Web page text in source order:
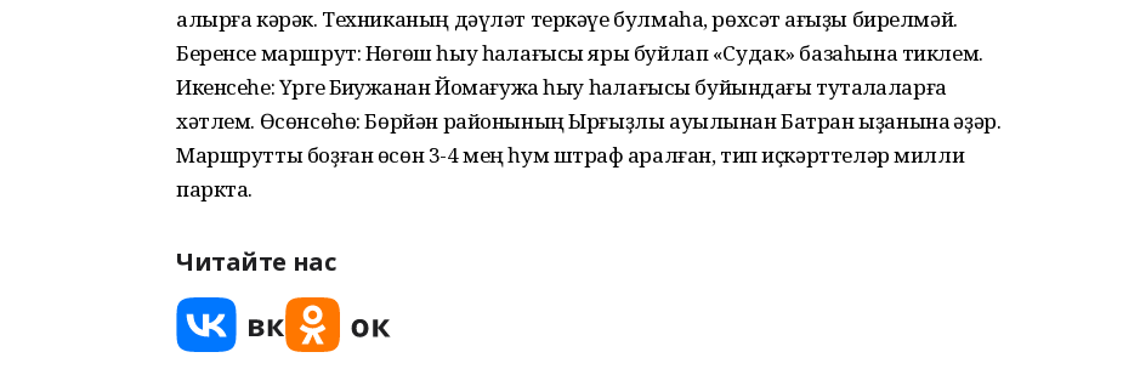
алырға кәрәк. Техниканың дәүләт теркәүе булмаһа, рөхсәт ҡағыҙы бирелмәй.
Беренсе маршрут: Нөгөш һыу һаҡлағысы яры буйлап «Судак» базаһына тиклем.
Икенсеһе: Үрге Биҡҡужанан Йомағужа һыу һаҡлағысы буйындағы туҡталҡаларға
хәтлем. Өсөнсөһө: Бөрйән районының Ырғыҙлы ауылынан Батран ыҙанына ҡәҙәр.
Маршрутты боҙған өсөн 3-4 мең һум штраф ҡаралған, тип иҫкәрттеләр милли
паркта.
Читайте нас